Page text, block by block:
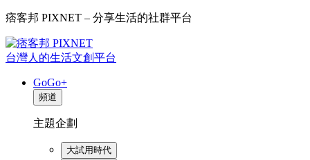
痞客邦 PIXNET – 分享生活的社群平台
台灣人的生活文創平台
GoGo+
頻道
主題企劃
大試用時代